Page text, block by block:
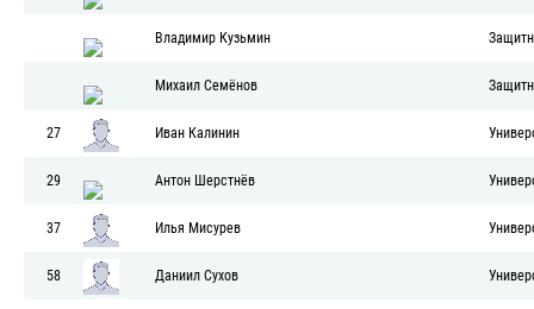
Владимир Кузьмин
Михаил Семёнов
27 Иван Калинин
29 Антон Шерстнёв
37 Илья Мисурев
58 Даниил Сухов